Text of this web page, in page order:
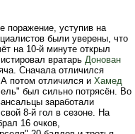
поражение, уступив на
были уверены, что
на 10-й минуте открыл
вратарь Донован
Сначала отличился
потом отличился и Хамед
был сильно потрясён. Во
заработали
8-й гол в сезоне. На
16 очков,